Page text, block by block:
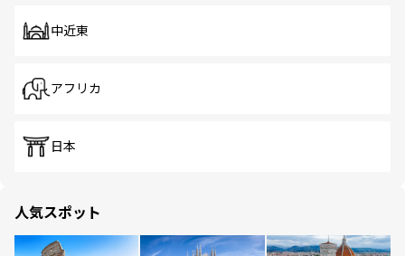
中近東
アフリカ
日本
人気スポット